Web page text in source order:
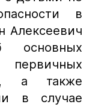
в
Алексеевич
основных
первичных
а также
в случае